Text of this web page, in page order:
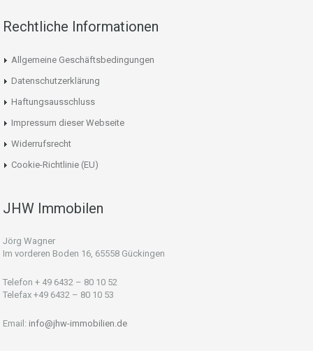
Rechtliche Informationen
Allgemeine Geschäftsbedingungen
Datenschutzerklärung
Haftungsausschluss
Impressum dieser Webseite
Widerrufsrecht
Cookie-Richtlinie (EU)
JHW Immobilen
Jörg Wagner
Im vorderen Boden 16, 65558 Gückingen
Telefon + 49 6432 – 80 10 52
Telefax +49 6432 – 80 10 53
Email: info@jhw-immobilien.de